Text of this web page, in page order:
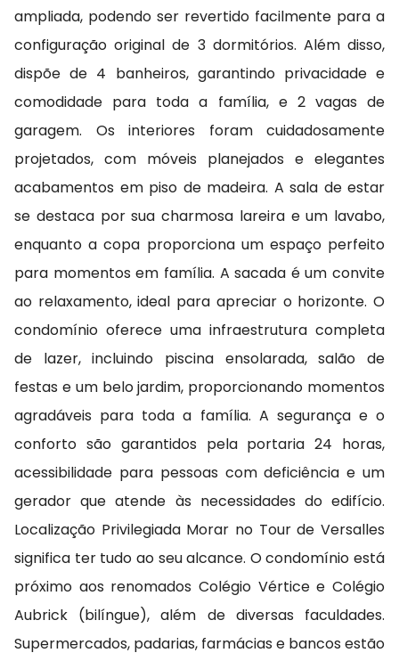
ampliada, podendo ser revertido facilmente para a
configuração original de 3 dormitórios. Além disso,
dispõe de 4 banheiros, garantindo privacidade e
comodidade para toda a família, e 2 vagas de
garagem. Os interiores foram cuidadosamente
projetados, com móveis planejados e elegantes
acabamentos em piso de madeira. A sala de estar
se destaca por sua charmosa lareira e um lavabo,
enquanto a copa proporciona um espaço perfeito
para momentos em família. A sacada é um convite
ao relaxamento, ideal para apreciar o horizonte. O
condomínio oferece uma infraestrutura completa
de lazer, incluindo piscina ensolarada, salão de
festas e um belo jardim, proporcionando momentos
agradáveis para toda a família. A segurança e o
conforto são garantidos pela portaria 24 horas,
acessibilidade para pessoas com deficiência e um
gerador que atende às necessidades do edifício.
Localização Privilegiada Morar no Tour de Versalles
significa ter tudo ao seu alcance. O condomínio está
próximo aos renomados Colégio Vértice e Colégio
Aubrick (bilíngue), além de diversas faculdades.
Supermercados, padarias, farmácias e bancos estão